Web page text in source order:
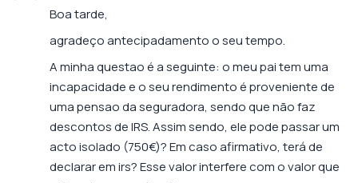
Boa tarde,
agradeço antecipadamento o seu tempo.
A minha questao é a seguinte: o meu pai tem uma
incapacidade e o seu rendimento é proveniente de
uma pensao da seguradora, sendo que não faz
descontos de IRS. Assim sendo, ele pode passar um
acto isolado (750€)? Em caso afirmativo, terá de
declarar em irs? Esse valor interfere com o valor que